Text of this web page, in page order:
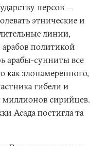
персов —
этнические и
линии,
политикой
арабы-сунниты все
как злонамеренного,
гибели и
миллионов сирийцев.
Асада постигла та